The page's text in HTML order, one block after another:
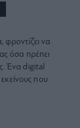
, φροντίζει να
όσα πρέπει
Ένα digital
που